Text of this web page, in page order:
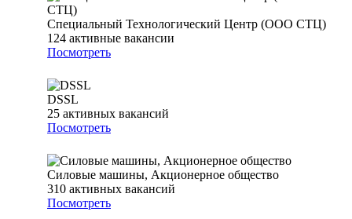
Специальный Технологический Центр (ООО СТЦ)
124 активные вакансии
Посмотреть
DSSL
25 активных вакансий
Посмотреть
Силовые машины, Акционерное общество
310 активных вакансий
Посмотреть